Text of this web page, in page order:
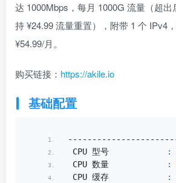
达 1000Mbps，每月 1000G 流量（超
持 ¥24.99 流量重置），附带 1 个 IPv4
¥54.99/月。
购买链接： https://akile.io
基础配置
CPU 型号
:
CPU 数量
:
CPU 缓存
: